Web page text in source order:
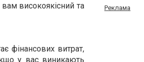
високоякісний та
фінансових витрат,
у вас виникають
Реклама